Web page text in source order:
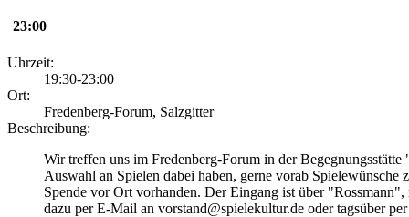
23:00
Uhrzeit:
19:30-23:00
Ort:
Fredenberg-Forum, Salzgitter
Beschreibung:
Wir treffen uns im Fredenberg-Forum in der
Auswahl an Spielen dabei haben, gerne vorab
Spende vor Ort vorhanden. Der Eingang ist über
dazu per E-Mail an vorstand@spielekultur.de oder tagsüber